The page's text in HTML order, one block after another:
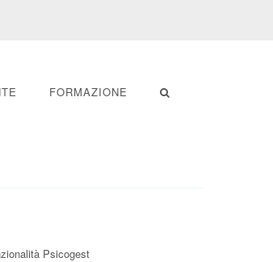
FORMAZIONE
Psicogest